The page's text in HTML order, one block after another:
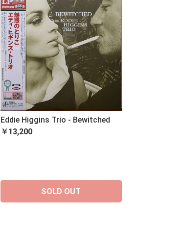
Eddie Higgins Trio - Bewitched
￥13,200
SOLD OUT